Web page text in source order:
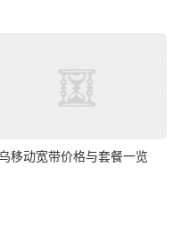
移动宽带价格与套餐一览